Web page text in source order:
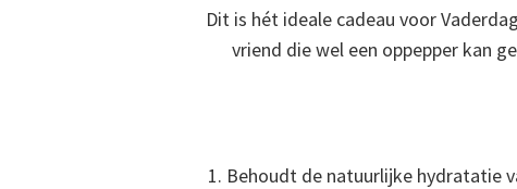
Dit is hét ideale cadeau voor
vriend die wel een oppepper kan
Behoudt de natuurlijke hydratatie